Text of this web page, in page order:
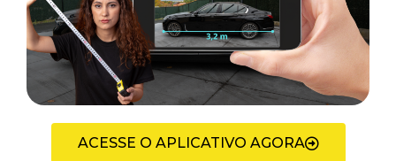
ACESSE O APLICATIVO AGORA